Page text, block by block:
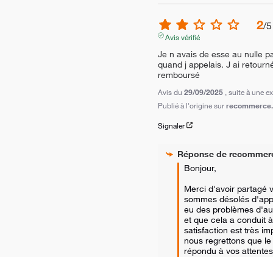
2/5
Avis vérifié
Je n avais de esse au nulle
quand j appelais. J ai
remboursé
Avis du 29/09/2025 , suite à une
Publié à l'origine sur
Signaler
Réponse de
Bonjour,
Merci d'avoir partagé
sommes désolés
eu des problèmes
et que cela a conduit
satisfaction est très
nous regrettons que
répondu à vos